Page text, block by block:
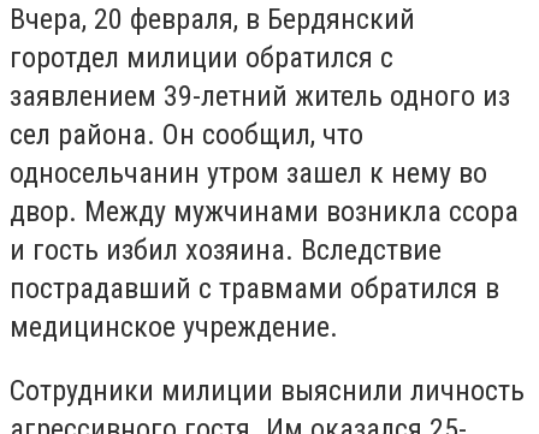
Вчера, 20 февраля, в Бердянский
горотдел милиции обратился с
заявлением 39-летний житель одного из
сел района. Он сообщил, что
односельчанин утром зашел к нему во
двор. Между мужчинами возникла ссора
и гость избил хозяина. Вследствие
пострадавший с травмами обратился в
медицинское учреждение.
Сотрудники милиции выяснили личность